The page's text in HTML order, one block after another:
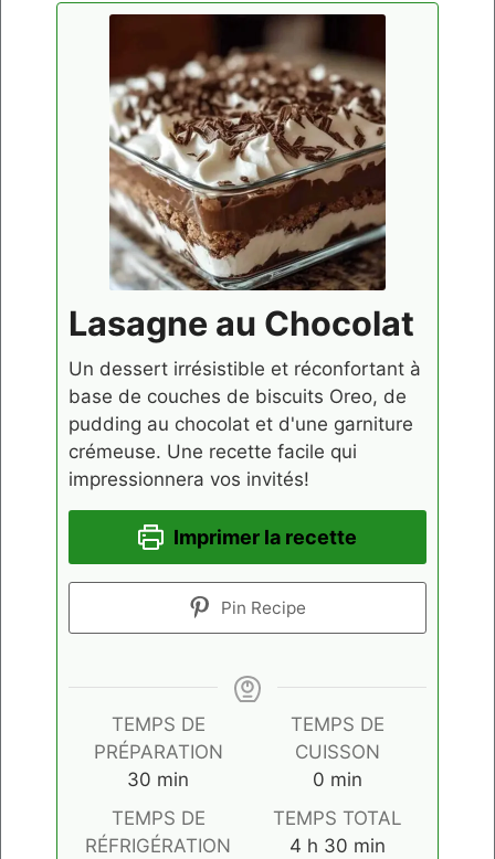
Lasagne au Chocolat
Un dessert irrésistible et réconfortant à
base de couches de biscuits Oreo, de
pudding au chocolat et d'une garniture
crémeuse. Une recette facile qui
impressionnera vos invités!
Imprimer la recette
Pin Recipe
TEMPS DE
PRÉPARATION
30 minutes
min
TEMPS DE
CUISSON
0minutes
min
TEMPS DE
RÉFRIGÉRATION
TEMPS TOTAL
4heures
h 30minutes
min